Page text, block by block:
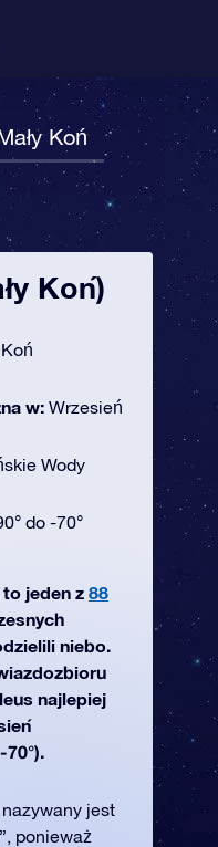
Koń
Koń)
w: Wrzesień
Wody
do -70°
to jeden z 88
niebo.
najlepiej
70°).
nazywany jest
ponieważ